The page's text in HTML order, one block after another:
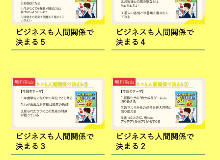
ビジネスも人間関係で
決まる５
ビジネスも人間関係で
決まる４
無料動画
ビジネスも人間関係で
決まる３
無料動画
ビジネスも人間関係で
決まる２